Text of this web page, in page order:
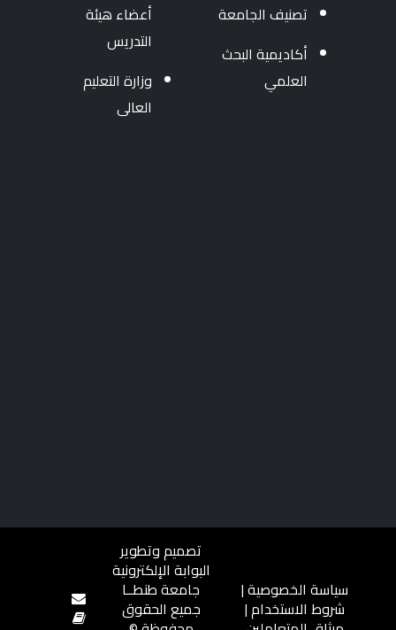
تصنيف الجامعة
أكاديمية البحث
العلمي
أعضاء هيئة
التدريس
وزارة التعليم
العالى
سياسة الخصوصية|
شروط الاستخدام|
تصميم وتطوير
البوابة الإلكترونية
جامعة طنطــا
جميع الحقوق